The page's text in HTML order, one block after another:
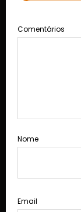
Comentários
Nome
Email